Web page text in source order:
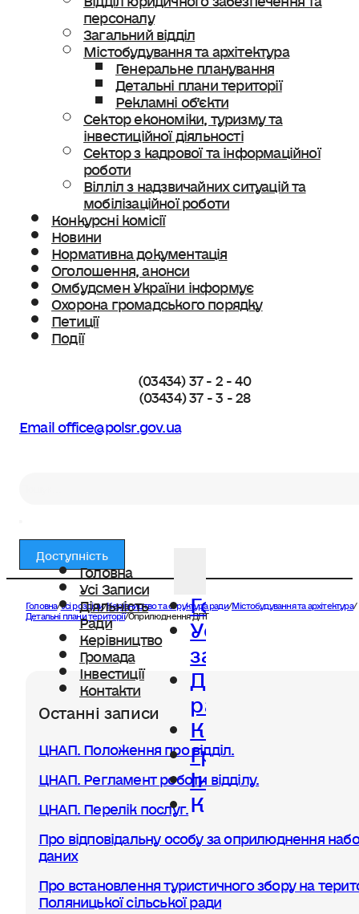
персоналу
Загальний відділ
Містобудування та архітектура
Генеральне планування
Детальні плани території
Рекламні об’єкти
Сектор економіки, туризму та
інвестиційної діяльності
Сектор з кадрової та інформаційної
роботи
Вілліл з надзвичайних ситуацій та
мобілізаційної роботи
Конкурсні комісії
Новини
Нормативна документація
Оголошення, анонси
Омбудсмен України інформує
Охорона громадського порядку
Петиції
Події
(03434) 37 - 2 - 40
(03434) 37 - 3 - 28
Email office@polsr.gov.ua
Головна
Усі Записи
Діяльність
Ради
Керівництво
Громада
Інвестиції
Контакти
Головна
Усі
записи
Діяльність
ради
Керівництво
Громада
Інвестиції
Контакти
Доступність
Головна/Усі розділи/Керівництво та структура ради/Містобудування та архітектура/
Детальні плани території/Оприлюднення ДПТ
Останні записи
ЦНАП. Положення про відділ.
ЦНАП. Регламент роботи відділу.
ЦНАП. Перелік послуг.
Про відповідальну особу за оприлюднення
даних
Про встановлення туристичного збору на
Поляницької сільської ради